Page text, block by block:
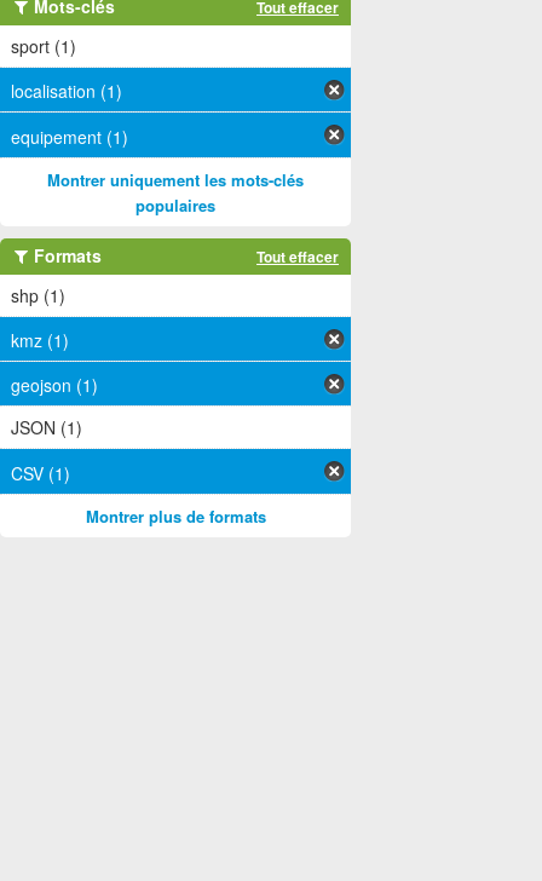
Mots-clés Tout effacer
sport (1)
localisation (1)
equipement (1)
Montrer uniquement les mots-clés
populaires
Formats Tout effacer
shp (1)
kmz (1)
geojson (1)
JSON (1)
CSV (1)
Montrer plus de formats